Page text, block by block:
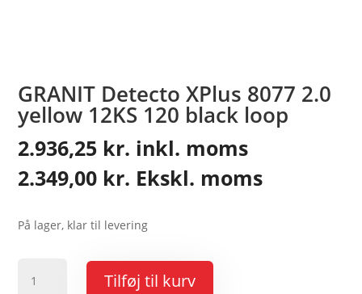
GRANIT Detecto XPlus 8077 2.0
yellow 12KS 120 black loop
2.936,25 kr. inkl. moms
2.349,00 kr. Ekskl. moms
På lager, klar til levering
Detecto
Tilføj til kurv